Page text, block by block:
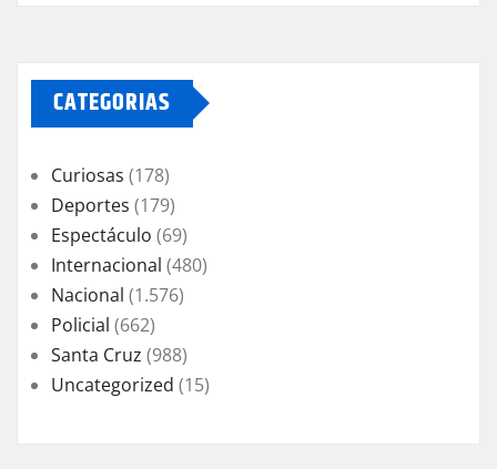
CATEGORIAS
Curiosas (178)
Deportes (179)
Espectáculo (69)
Internacional (480)
Nacional (1.576)
Policial (662)
Santa Cruz (988)
Uncategorized (15)